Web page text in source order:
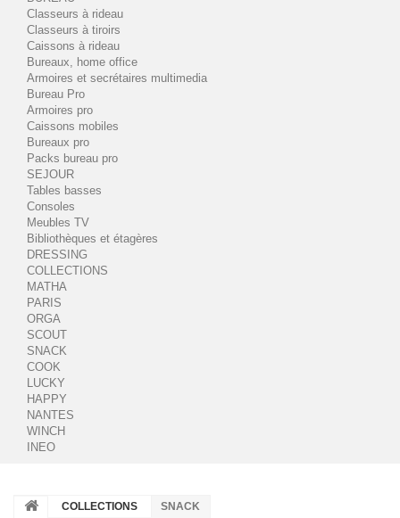
Classeurs à rideau
Classeurs à tiroirs
Caissons à rideau
Bureaux, home office
Armoires et secrétaires multimedia
Bureau Pro
Armoires pro
Caissons mobiles
Bureaux pro
Packs bureau pro
SEJOUR
Tables basses
Consoles
Meubles TV
Bibliothèques et étagères
DRESSING
COLLECTIONS
MATHA
PARIS
ORGA
SCOUT
SNACK
COOK
LUCKY
HAPPY
NANTES
WINCH
INEO
COLLECTIONS SNACK